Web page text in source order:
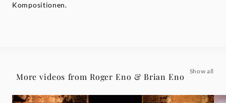
Grammophon
Kompositionen.
More videos from Roger Eno & Brian Eno
Show all